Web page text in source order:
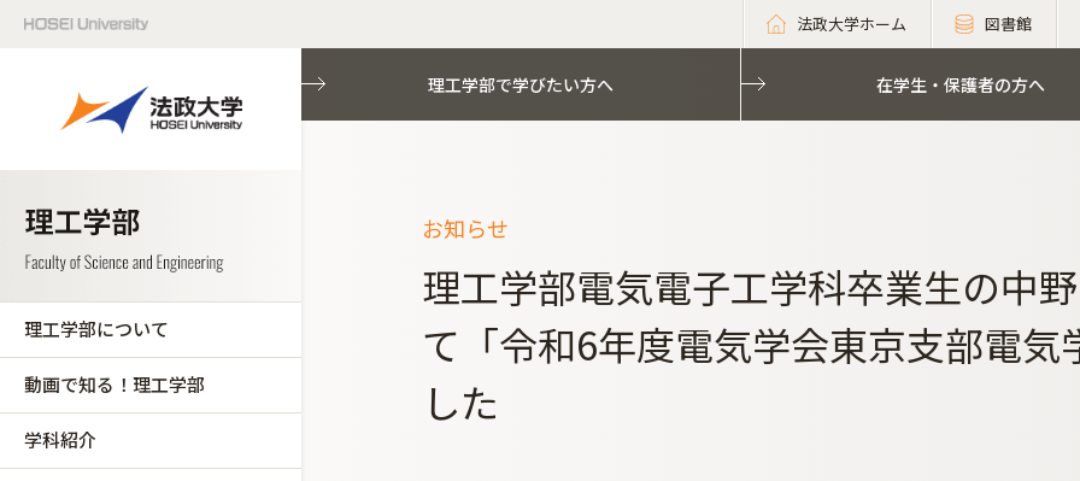
法政大学ホーム 図書館
理工学部について
動画で知る！理工学部
学科紹介
理工学部で学びたい方へ 在学生・保護者の方へ
お知らせ
理工学部電気電子工学科卒業生の中
て「令和6年度電気学会東京支部電
した